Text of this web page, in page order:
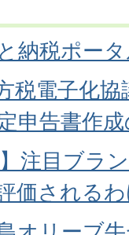
納税ポー
税電子化
申告書作
注目ブラ
価される